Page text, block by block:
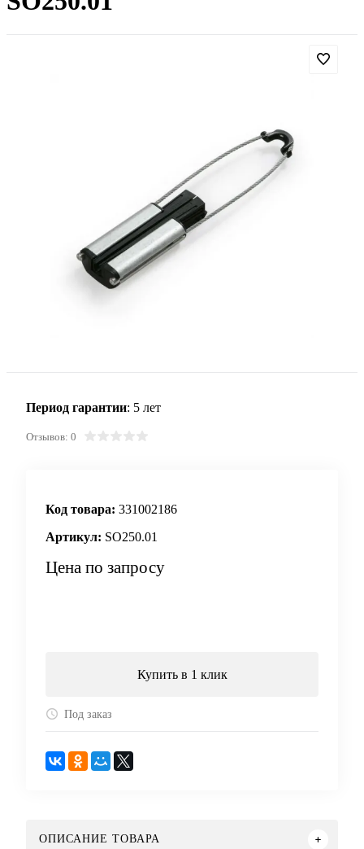
Период гарантии: 5 лет
Отзывов: 0
Код товара: 331002186
Артикул: SO250.01
Цена по запросу
Купить в 1 клик
Под заказ
ОПИСАНИЕ ТОВАРА